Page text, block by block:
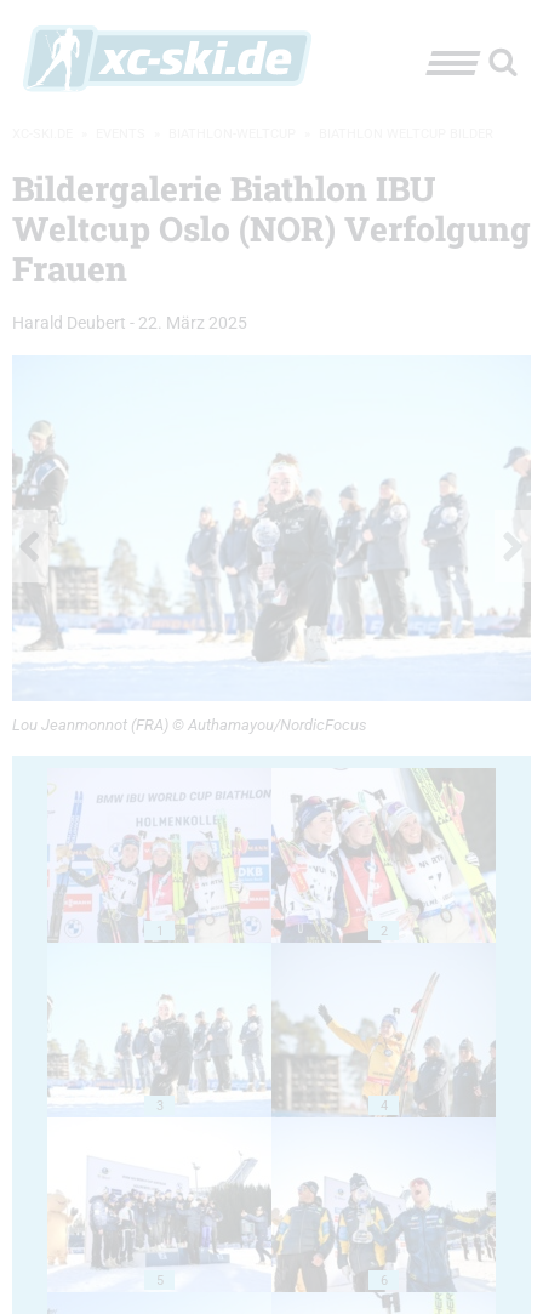
Bildergalerie Biathlon IBU
Weltcup Oslo (NOR) Verfolgung
Frauen
Harald Deubert - 22. März 2025
Lou Jeanmonnot (FRA) © Authamayou/NordicFocus
1 2
3 4
5 6